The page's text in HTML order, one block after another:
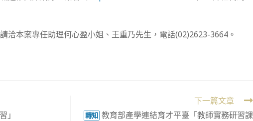
洽本案專任助理何心盈小姐、王重乃先生，電話(02)2623-3664。
」
下一篇文章
轉知 教育部產學連結育才平臺「教師實務研習課